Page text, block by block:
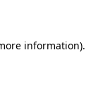
information).